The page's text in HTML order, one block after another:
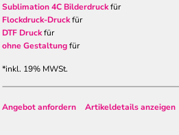
Sublimation 4C Bilderdruckfür
Flockdruck-Druckfür
DTF Druckfür
ohne Gestaltungfür
*inkl. 19% MWSt.
Angebot anfordern Artikeldetails anzeigen